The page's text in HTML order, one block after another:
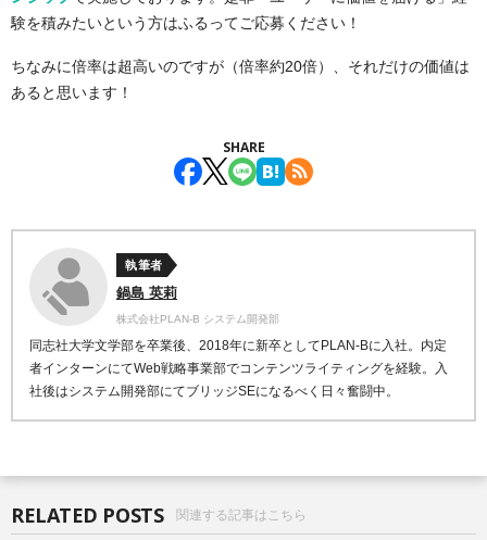
験を積みたいという方はふるってご応募ください！
ちなみに倍率は超高いのですが（倍率約20倍）、それだけの価値は
あると思います！
SHARE
執筆者
鍋島 英莉
株式会社PLAN-B システム開発部
同志社大学文学部を卒業後、2018年に新卒としてPLAN-Bに入社。内定
者インターンにてWeb戦略事業部でコンテンツライティングを経験。入
社後はシステム開発部にてブリッジSEになるべく日々奮闘中。
RELATED POSTS 関連する記事はこちら